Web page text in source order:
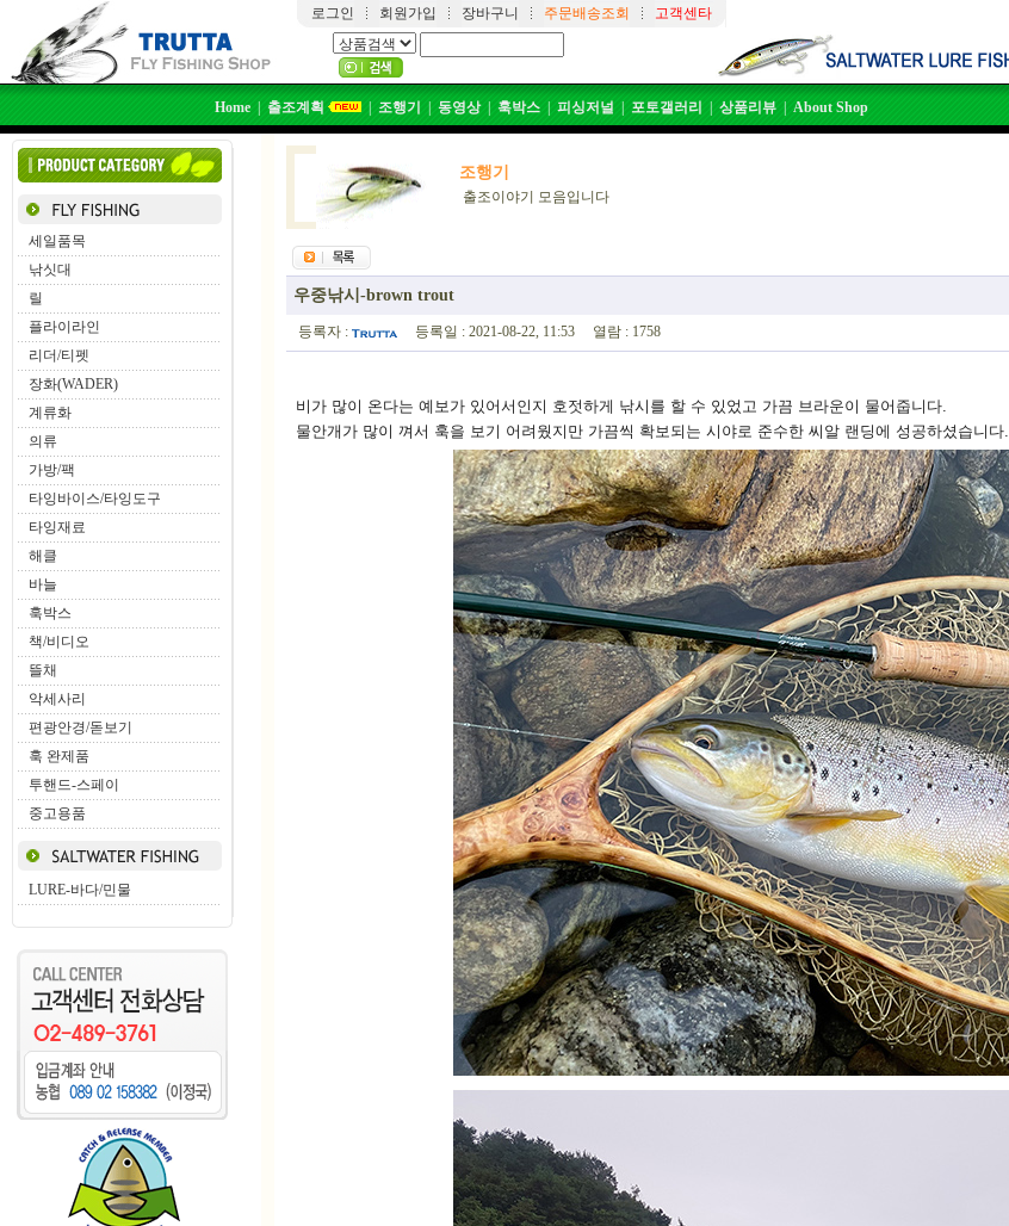
로그인 회원가입 장바구니 주문배송조회 고객센타
Home 출조계획 조행기 동영상 훅박스 피싱저널 포토갤러리 상품리뷰 About Shop
세일품목
낚싯대
릴
플라이라인
리더/티펫
장화(WADER)
계류화
의류
가방/팩
타잉바이스/타잉도구
타잉재료
해클
바늘
훅박스
책/비디오
뜰채
악세사리
편광안경/돋보기
훅 완제품
투핸드-스페이
중고용품
LURE-바다/민물
조행기
출조이야기 모음입니다
우중낚시-brown trout
등록자 : 등록일 : 2021-08-22, 11:53 열람 : 1758
비가 많이 온다는 예보가 있어서인지 호젓하게 낚시를 할 수 있었고 가끔 브라운이 물어줍니다.
물안개가 많이 껴서 훅을 보기 어려웠지만 가끔씩 확보되는 시야로 준수한 씨알 랜딩에 성공하셨습니다.